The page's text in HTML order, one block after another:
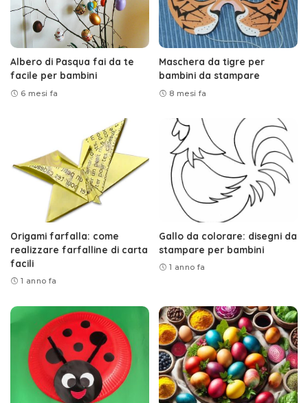
Albero di Pasqua fai da te
facile per bambini
6 mesi fa
Maschera da tigre per
bambini da stampare
8 mesi fa
Origami farfalla: come
realizzare farfalline di carta
facili
1 anno fa
Gallo da colorare: disegni da
stampare per bambini
1 anno fa